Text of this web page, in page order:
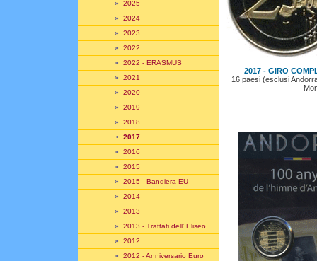
» 2025
» 2024
» 2023
» 2022
» 2022 - ERASMUS
» 2021
» 2020
» 2019
» 2018
• 2017
» 2016
» 2015
» 2015 - Bandiera EU
» 2014
» 2013
» 2013 - Trattati dell' Eliseo
» 2012
» 2012 - Anniversario Euro
2017 - GIRO
16 paesi (esclusi